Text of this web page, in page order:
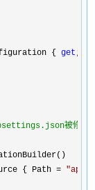
{ get ;
appsettings.json
{ Path = "